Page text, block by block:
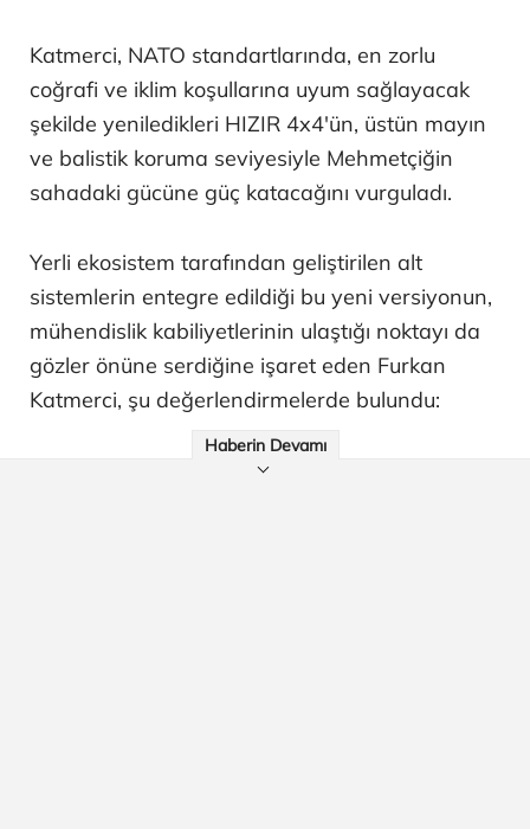
Katmerci, NATO standartlarında, en zorlu
coğrafi ve iklim koşullarına uyum sağlayacak
şekilde yeniledikleri HIZIR 4x4'ün, üstün mayın
ve balistik koruma seviyesiyle Mehmetçiğin
sahadaki gücüne güç katacağını vurguladı.
Yerli ekosistem tarafından geliştirilen alt
sistemlerin entegre edildiği bu yeni versiyonun,
mühendislik kabiliyetlerinin ulaştığı noktayı da
gözler önüne serdiğine işaret eden Furkan
Katmerci, şu değerlendirmelerde bulundu:
Haberin Devamı